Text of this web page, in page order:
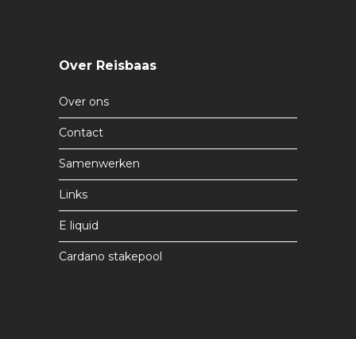
Over Reisbaas
Over ons
Contact
Samenwerken
Links
E liquid
Cardano stakepool